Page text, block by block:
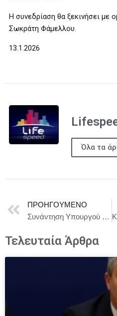
Η συνεδρίαση θα ξεκινήσει με
Σωκράτη Φάμελλου.
13.1.2026
Όλα τα
ΠΡΟΗΓΟΎΜΕΝΟ
Συνάντηση Υπουργού Εξωτερικών, Γιώργου Γεραπετρίτη, με τον Υπουργό Ασύλου και Μετανάστευσης και Υπουργό Εξωτερικών της Ολλανδίας, David van Weel
Τελευταία Άρθρα